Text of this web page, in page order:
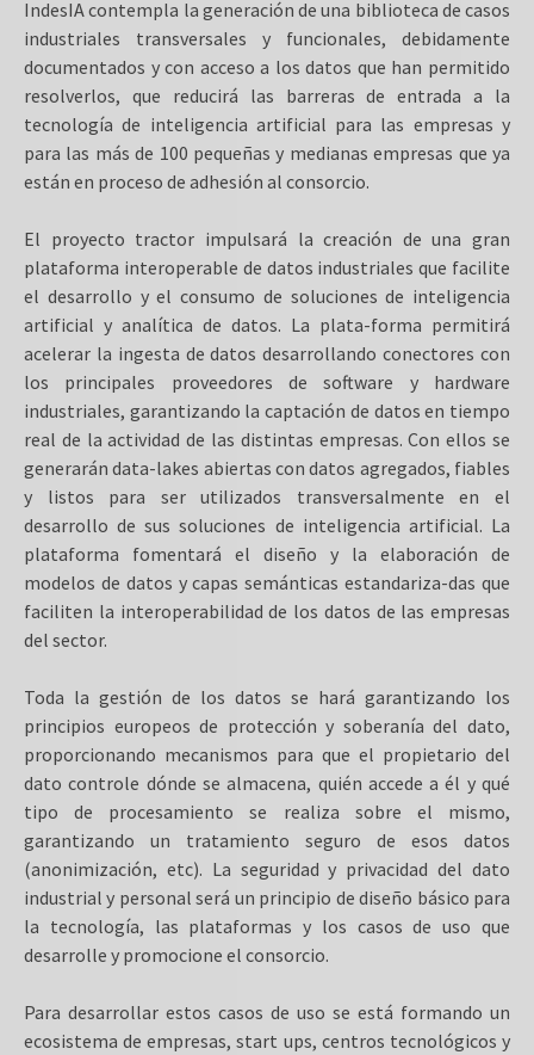
IndesIA contempla la generación de una biblioteca de casos
industriales transversales y funcionales, debidamente
documentados y con acceso a los datos que han permitido
resolverlos, que reducirá las barreras de entrada a la
tecnología de inteligencia artificial para las empresas y
para las más de 100 pequeñas y medianas empresas que ya
están en proceso de adhesión al consorcio.
El proyecto tractor impulsará la creación de una gran
plataforma interoperable de datos industriales que facilite
el desarrollo y el consumo de soluciones de inteligencia
artificial y analítica de datos. La plata-forma permitirá
acelerar la ingesta de datos desarrollando conectores con
los principales proveedores de software y hardware
industriales, garantizando la captación de datos en tiempo
real de la actividad de las distintas empresas. Con ellos se
generarán data-lakes abiertas con datos agregados, fiables
y listos para ser utilizados transversalmente en el
desarrollo de sus soluciones de inteligencia artificial. La
plataforma fomentará el diseño y la elaboración de
modelos de datos y capas semánticas estandariza-das que
faciliten la interoperabilidad de los datos de las empresas
del sector.
Toda la gestión de los datos se hará garantizando los
principios europeos de protección y soberanía del dato,
proporcionando mecanismos para que el propietario del
dato controle dónde se almacena, quién accede a él y qué
tipo de procesamiento se realiza sobre el mismo,
garantizando un tratamiento seguro de esos datos
(anonimización, etc). La seguridad y privacidad del dato
industrial y personal será un principio de diseño básico para
la tecnología, las plataformas y los casos de uso que
desarrolle y promocione el consorcio.
Para desarrollar estos casos de uso se está formando un
ecosistema de empresas, start ups, centros tecnológicos y